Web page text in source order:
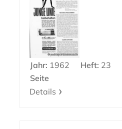
Jahr: 1962 Heft: 23
Seite
Details